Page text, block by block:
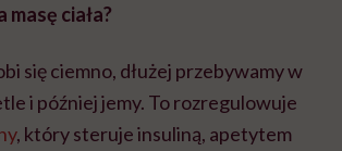
masę ciała?
się ciemno, dłużej przebywamy w
i później jemy. To rozregulowuje
, który steruje insuliną, apetytem